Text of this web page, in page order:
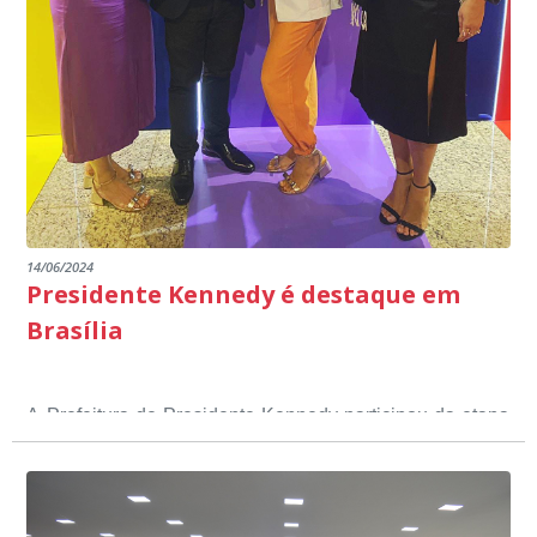
14/06/2024
Presidente Kennedy é destaque em
Brasília
A Prefeitura de Presidente Kennedy participou da etapa
nacional do 12º Prêmio Sebrae Prefeitura
Empreendedora, que visou valorizar e destacar o papel
dos gestores públicos comprometidos com o